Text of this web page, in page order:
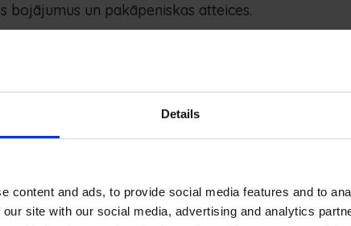
Details
content and ads, to provide social media features and to
site with our social media, advertising and analytics
un pakāpeniskas atteices.
programma nodrošina, ka ikviena iekārta
mazāk dīkstāvju.
drošību
sniedz operatoriem pārliecību, ka viņi
būviekārtas rada drošu vidi
vietā.